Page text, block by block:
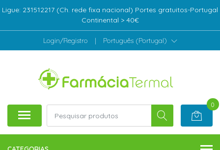
Ligue: 231512217 (Ch. rede fixa nacional) Portes gratuitos-Portugal
Continental > 40€
Login/Registro | Português (Portugal)
0